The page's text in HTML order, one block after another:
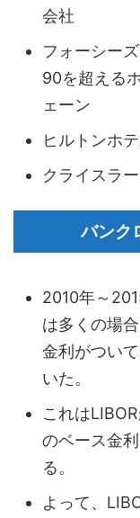
会社
フォーシー
90を超える
ェーン
ヒルトンホ
クライスラ
バンク
2010年～
は多くの場
金利がつい
いた。
これは
のベース金
る。
よって、